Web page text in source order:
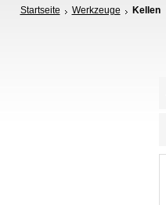
Startseite Werkzeuge Kellen